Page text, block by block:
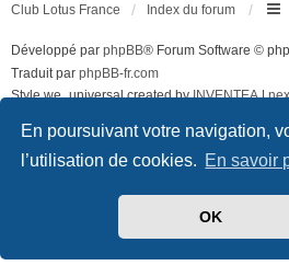
En poursuivant votre navigation,
l’utilisation de cookies. En savoir
OK
Club Lotus France Index du forum
Développé par phpBB® Forum Software ©
Traduit par phpBB-fr.com
Style we_universal created byINVENTEA|